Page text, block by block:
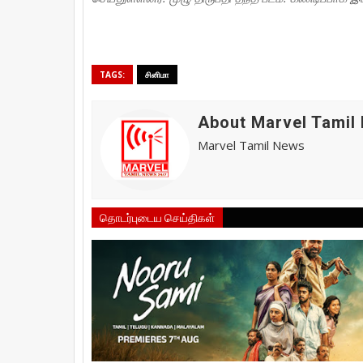
TAGS: சினிமா
About Marvel Tamil
Marvel Tamil News
தொடர்புடைய செய்திகள்